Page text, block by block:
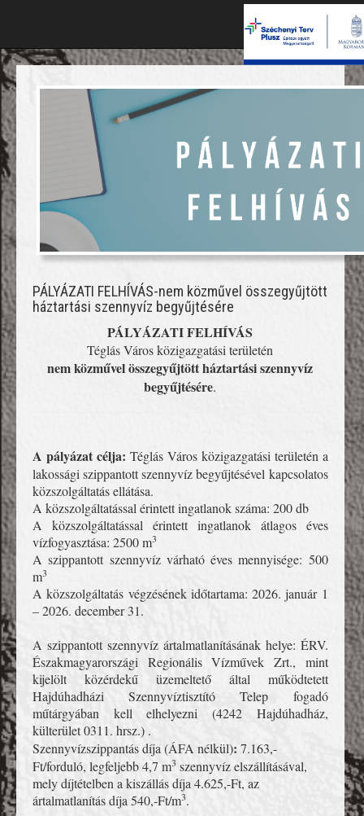
PÁLYÁZATI FELHÍVÁS-nem közművel összegyűjtött
háztartási szennyvíz begyűjtésére
PÁLYÁZATI FELHÍVÁS
Téglás Város közigazgatási területén
nem közművel összegyűjtött háztartási szennyvíz
begyűjtésére.
A pályázat célja: Téglás Város közigazgatási területén a
lakossági szippantott szennyvíz begyűjtésével kapcsolatos
közszolgáltatás ellátása.
A közszolgáltatással érintett ingatlanok száma: 200 db
A közszolgáltatással érintett ingatlanok átlagos éves
vízfogyasztása: 2500 m3
A szippantott szennyvíz várható éves mennyisége: 500
m3
A közszolgáltatás végzésének időtartama: 2026. január 1
– 2026. december 31.
A szippantott szennyvíz ártalmatlanításának helye: ÉRV.
Északmagyarországi Regionális Vízművek Zrt., mint
kijelölt közérdekű üzemeltető által működtetett
Hajdúhadházi Szennyvíztisztító Telep fogadó
műtárgyában kell elhelyezni (4242 Hajdúhadház,
külterület 0311. hrsz.) .
Szennyvízszippantás díja (ÁFA nélkül): 7.163,-
Ft/forduló, legfeljebb 4,7 m3 szennyvíz elszállításával,
mely díjtételben a kiszállás díja 4.625,-Ft, az
ártalmatlanítás díja 540,-Ft/m3.